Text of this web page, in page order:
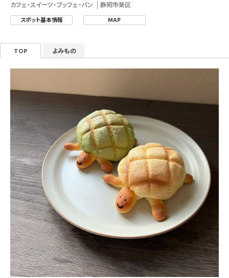
カフェ・スイーツ・ブッフェ・パン 静岡市葵区
スポット基本情報 MAP
TOP よみもの